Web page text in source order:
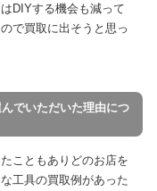
DIYする機会も減って
で買取に出そうと思っ
でいただいた理由につ
こともありどのお店を
工具の買取例があった